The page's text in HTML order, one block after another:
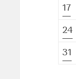
17
24
31